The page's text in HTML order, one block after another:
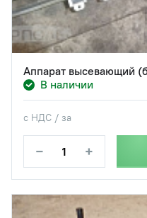
Аппарат высевающий
В наличии
с НДС / за
− +